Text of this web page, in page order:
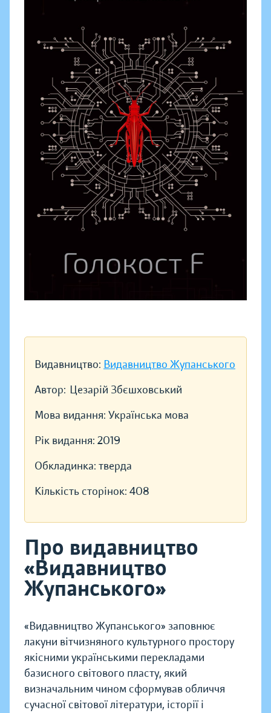
Видавництво: Видавництво Жупанського
Автор: Цезарій Збєшховський
Мова видання: Українська мова
Рік видання: 2019
Обкладинка: тверда
Кількість сторінок: 408
Про видавництво
«Видавництво
Жупанського»
«Видавництво Жупанського» заповнює
лакуни вітчизняного культурного простору
якісними українськими перекладами
базисного світового пласту, який
визначальним чином сформував обличчя
сучасної світової літератури, історії і